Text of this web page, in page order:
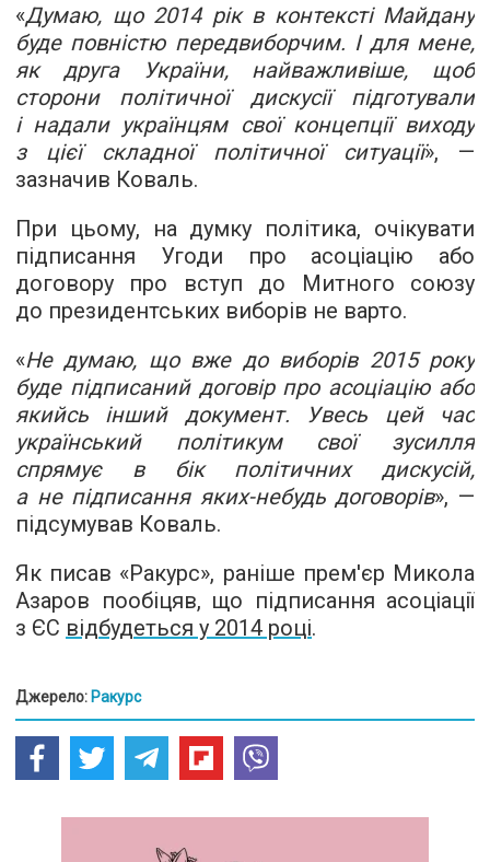
«Думаю, що 2014 рік в контексті Майдану
буде повністю передвиборчим. І для мене,
як друга України, найважливіше, щоб
сторони політичної дискусії підготували
і надали українцям свої концепції виходу
з цієї складної політичної ситуації», —
зазначив Коваль.
При цьому, на думку політика, очікувати
підписання Угоди про асоціацію або
договору про вступ до Митного союзу
до президентських виборів не варто.
«Не думаю, що вже до виборів 2015 року
буде підписаний договір про асоціацію або
якийсь інший документ. Увесь цей час
український політикум свої зусилля
спрямує в бік політичних дискусій,
а не підписання яких-небудь договорів», —
підсумував Коваль.
Як писав «Ракурс», раніше прем'єр Микола
Азаров пообіцяв, що підписання асоціації
з ЄС відбудеться у 2014 році.
Джерело: Ракурс